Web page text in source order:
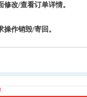
改/查看订单详情。
作销毁/寄回。